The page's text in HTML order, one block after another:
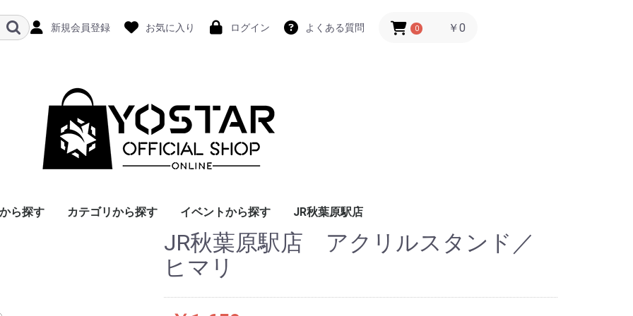
新規会員登録 お気に入り ログイン よくある質問 0 ￥0
ら探す カテゴリから探す イベントから探す JR秋葉原駅店
JR秋葉原駅店 アクリルスタンド／
ヒマリ